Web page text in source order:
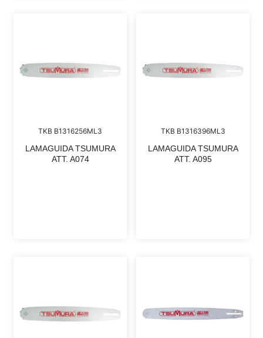
TKB B1316256ML3
LAMAGUIDA TSUMURA
ATT. A074
TKB B1316396ML3
LAMAGUIDA TSUMURA
ATT. A095